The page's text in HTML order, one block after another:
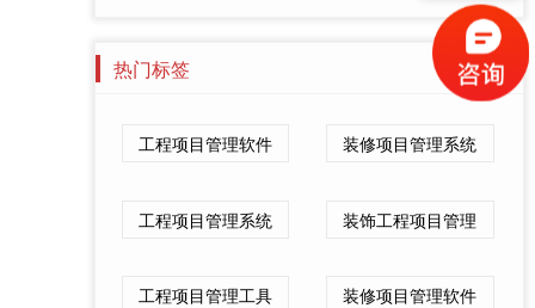
热门标签
工程项目管理软件 装修项目管理系统
工程项目管理系统 装饰工程项目管理
工程项目管理工具 装修项目管理软件